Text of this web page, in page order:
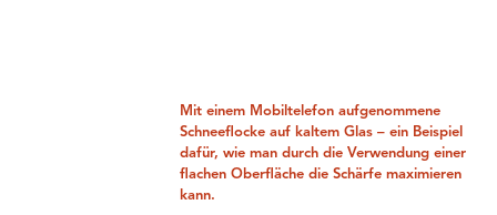
Mit einem Mobiltelefon aufgenommene
Schneeflocke auf kaltem Glas – ein Beispiel
dafür, wie man durch die Verwendung einer
flachen Oberfläche die Schärfe maximieren
kann.